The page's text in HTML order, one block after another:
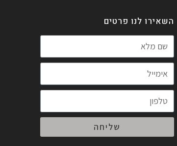
השאירו לנו פרטים
שליחה